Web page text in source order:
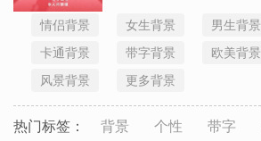
情侣背景 女生背景 男生背景
卡通背景
带字背景 欧美背景
风景背景
更多背景
热门标签： 背景 个性 带字